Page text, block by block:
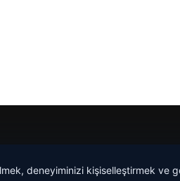
deneyiminizi kişiselleştirmek ve